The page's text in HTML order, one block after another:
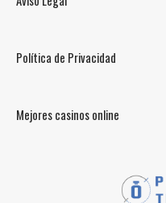
Política de Privacidad
Mejores casinos online